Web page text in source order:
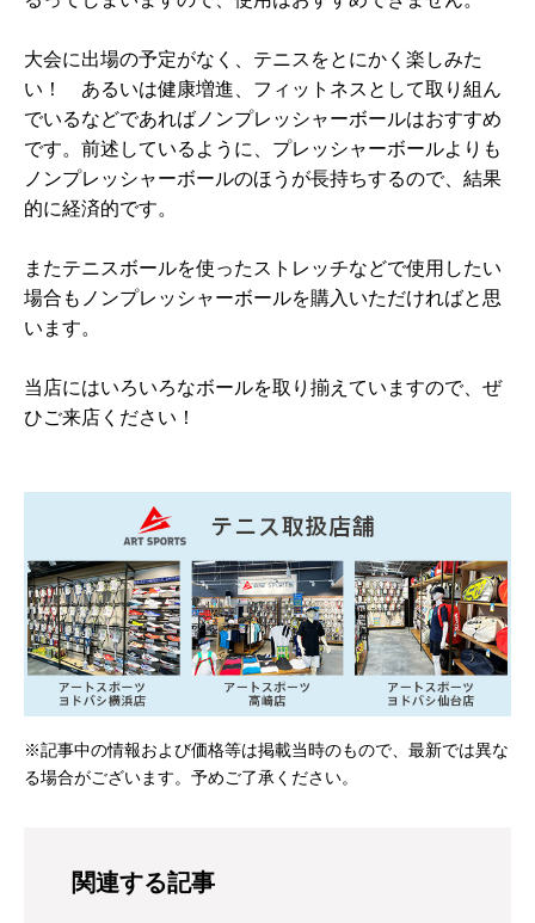
大会に出場の予定がなく、テニスをとにかく楽しみた
い！ あるいは健康増進、フィットネスとして取り組ん
でいるなどであればノンプレッシャーボールはおすすめ
です。前述しているように、プレッシャーボールよりも
ノンプレッシャーボールのほうが長持ちするので、結果
的に経済的です。
またテニスボールを使ったストレッチなどで使用したい
場合もノンプレッシャーボールを購入いただければと思
います。
当店にはいろいろなボールを取り揃えていますので、ぜ
ひご来店ください！
※記事中の情報および価格等は掲載当時のもので、最新では異な
る場合がございます。予めご了承ください。
関連する記事